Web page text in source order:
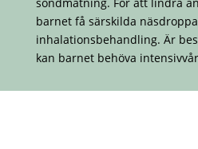
barnet få särskilda
inhalationsbehandling. Är
kan barnet behöva